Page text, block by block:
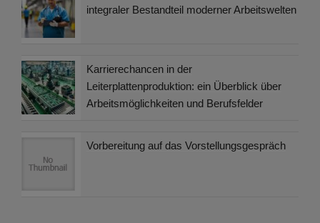
integraler Bestandteil moderner Arbeitswelten
Karrierechancen in der
Leiterplattenproduktion: ein Überblick über
Arbeitsmöglichkeiten und Berufsfelder
Vorbereitung auf das Vorstellungsgespräch